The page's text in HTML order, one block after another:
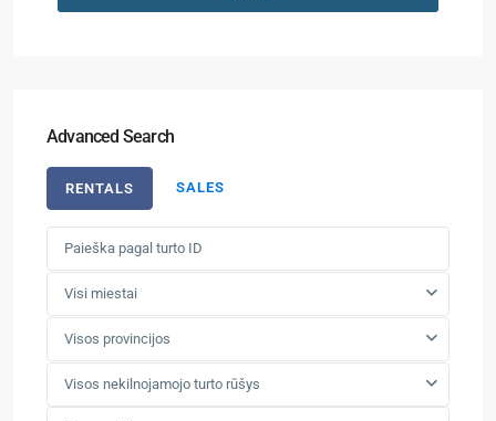
Advanced Search
RENTALS SALES
Visi miestai
Visos provincijos
Visos nekilnojamojo turto rūšys